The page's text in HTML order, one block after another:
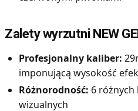
Zalety wyrzutni NEW
Profesjonalny kaliber:
imponującą wysokość
Różnorodność: 6
wizualnych